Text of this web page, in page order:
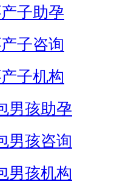
子助孕
子咨询
子机构
男孩助孕
男孩咨询
男孩机构